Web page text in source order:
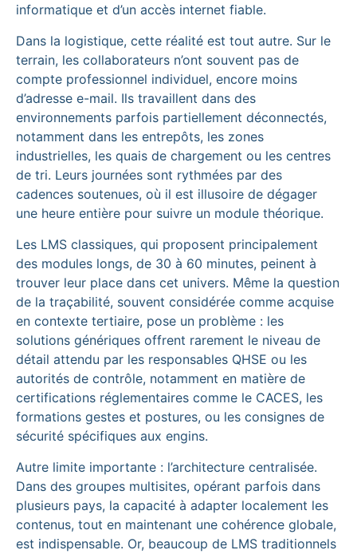
informatique et d’un accès internet fiable.
Dans la logistique, cette réalité est tout autre. Sur le
terrain, les collaborateurs n’ont souvent pas de
compte professionnel individuel, encore moins
d’adresse e-mail. Ils travaillent dans des
environnements parfois partiellement déconnectés,
notamment dans les entrepôts, les zones
industrielles, les quais de chargement ou les centres
de tri. Leurs journées sont rythmées par des
cadences soutenues, où il est illusoire de dégager
une heure entière pour suivre un module théorique.
Les LMS classiques, qui proposent principalement
des modules longs, de 30 à 60 minutes, peinent à
trouver leur place dans cet univers. Même la question
de la traçabilité, souvent considérée comme acquise
en contexte tertiaire, pose un problème : les
solutions génériques offrent rarement le niveau de
détail attendu par les responsables QHSE ou les
autorités de contrôle, notamment en matière de
certifications réglementaires comme le CACES, les
formations gestes et postures, ou les consignes de
sécurité spécifiques aux engins.
Autre limite importante : l’architecture centralisée.
Dans des groupes multisites, opérant parfois dans
plusieurs pays, la capacité à adapter localement les
contenus, tout en maintenant une cohérence globale,
est indispensable. Or, beaucoup de LMS traditionnels